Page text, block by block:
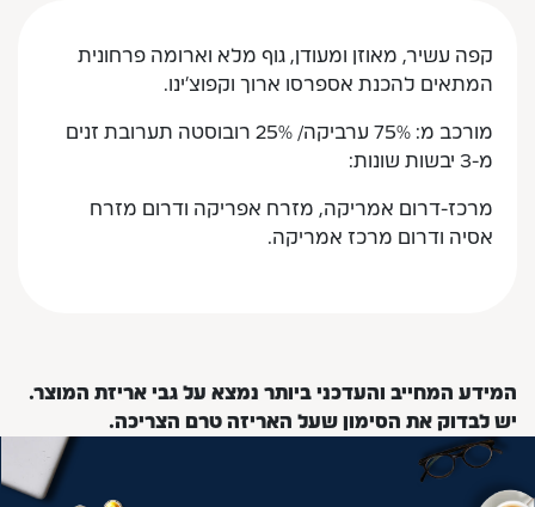
קפה עשיר, מאוזן ומעודן, גוף מלא וארומה פרחונית
המתאים להכנת אספרסו ארוך וקפוצ'ינו.
מורכב מ: 75% ערביקה/ 25% רובוסטה תערובת זנים
מ-3 יבשות שונות:
מרכז-דרום אמריקה, מזרח אפריקה ודרום מזרח
אסיה ודרום מרכז אמריקה.
המידע המחייב והעדכני ביותר נמצא על גבי אריזת המוצר.
יש לבדוק את הסימון שעל האריזה טרם הצריכה.